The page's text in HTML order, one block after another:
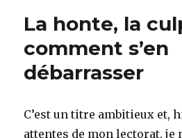
La honte, la
comment s’en
débarrasser
C’est un titre ambitieux et,
attentes de mon lectorat, je